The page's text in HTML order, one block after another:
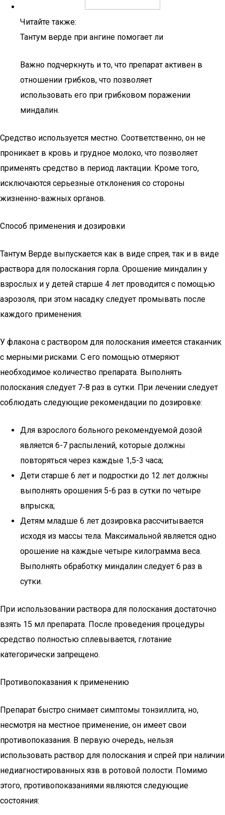
Читайте также:
Тантум верде при ангине помогает ли
Важно подчеркнуть и то, что препарат активен в
отношении грибков, что позволяет
использовать его при грибковом поражении
миндалин.
Средство используется местно. Соответственно, он не
проникает в кровь и грудное молоко, что позволяет
применять средство в период лактации. Кроме того,
исключаются серьезные отклонения со стороны
жизненно-важных органов.
Способ применения и дозировки
Тантум Верде выпускается как в виде спрея, так и в виде
раствора для полоскания горла. Орошение миндалин у
взрослых и у детей старше 4 лет проводится с помощью
аэрозоля, при этом насадку следует промывать после
каждого применения.
У флакона с раствором для полоскания имеется стаканчик
с мерными рисками. С его помощью отмеряют
необходимое количество препарата. Выполнять
полоскания следует 7-8 раз в сутки. При лечении следует
соблюдать следующие рекомендации по дозировке:
Для взрослого больного рекомендуемой дозой
является 6-7 распылений, которые должны
повторяться через каждые 1,5-3 часа;
Дети старше 6 лет и подростки до 12 лет должны
выполнять орошения 5-6 раз в сутки по четыре
впрыска;
Детям младше 6 лет дозировка рассчитывается
исходя из массы тела. Максимальной является одно
орошение на каждые четыре килограмма веса.
Выполнять обработку миндалин следует 6 раз в
сутки.
При использовании раствора для полоскания достаточно
взять 15 мл препарата. После проведения процедуры
средство полностью сплевывается, глотание
категорически запрещено.
Противопоказания к применению
Препарат быстро снимает симптомы тонзиллита, но,
несмотря на местное применение, он имеет свои
противопоказания. В первую очередь, нельзя
использовать раствор для полоскания и спрей при наличии
недиагностированных язв в ротовой полости. Помимо
этого, противопоказаниями являются следующие
состояния: